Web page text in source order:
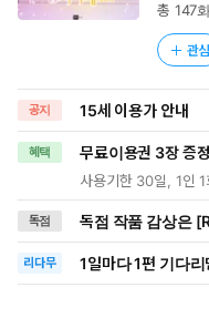
총 147
관심
공지 15세 이용가 안내
혜택 무료이용권 3장 증정
사용기한 30일, 1인
독점 독점 작품 감상은
리다무 1일마다1편 기다리